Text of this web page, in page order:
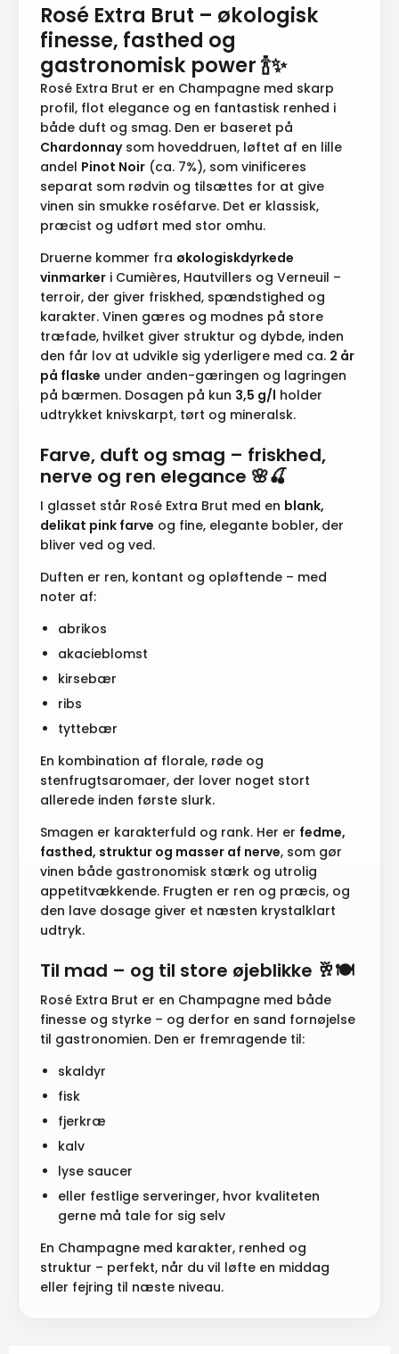
Rosé Extra Brut – økologisk
finesse, fasthed og
gastronomisk power 🍾✨
Rosé Extra Brut er en Champagne med skarp
profil, flot elegance og en fantastisk renhed i
både duft og smag. Den er baseret på
Chardonnaysom hoveddruen, løftet af en lille
andel Pinot Noir (ca. 7%), som vinificeres
separat som rødvin og tilsættes for at give
vinen sin smukke roséfarve. Det er klassisk,
præcist og udført med stor omhu.
Druerne kommer fra økologiskdyrkede
vinmarker i Cumières, Hautvillers og Verneuil –
terroir, der giver friskhed, spændstighed og
karakter. Vinen gæres og modnes på store
træfade, hvilket giver struktur og dybde, inden
den får lov at udvikle sig yderligere med ca. 2 år
på flaske under anden-gæringen og lagringen
på bærmen. Dosagen på kun 3,5 g/l holder
udtrykket knivskarpt, tørt og mineralsk.
Farve, duft og smag – friskhed,
nerve og ren elegance 🌸🍒
I glasset står Rosé Extra Brut med en blank,
delikat pink farve og fine, elegante bobler, der
bliver ved og ved.
Duften er ren, kontant og opløftende – med
noter af:
abrikos
akacieblomst
kirsebær
ribs
tyttebær
En kombination af florale, røde og
stenfrugtsaromaer, der lover noget stort
allerede inden første slurk.
Smagen er karakterfuld og rank. Her er fedme,
fasthed, struktur og masser af nerve, som gør
vinen både gastronomisk stærk og utrolig
appetitvækkende. Frugten er ren og præcis, og
den lave dosage giver et næsten krystalklart
udtryk.
Til mad – og til store øjeblikke 🥂🍽️
Rosé Extra Brut er en Champagne med både
finesse og styrke – og derfor en sand fornøjelse
til gastronomien. Den er fremragende til:
skaldyr
fisk
fjerkræ
kalv
lyse saucer
eller festlige serveringer, hvor kvaliteten
gerne må tale for sig selv
En Champagne med karakter, renhed og
struktur – perfekt, når du vil løfte en middag
eller fejring til næste niveau.